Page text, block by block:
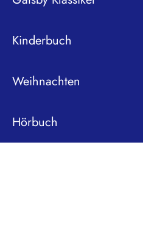
Kinderbuch
Weihnachten
Hörbuch